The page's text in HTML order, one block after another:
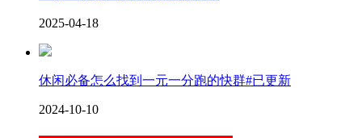
2025-04-18
休闲必备怎么找到一元一分跑的快群#已更新
2024-10-10